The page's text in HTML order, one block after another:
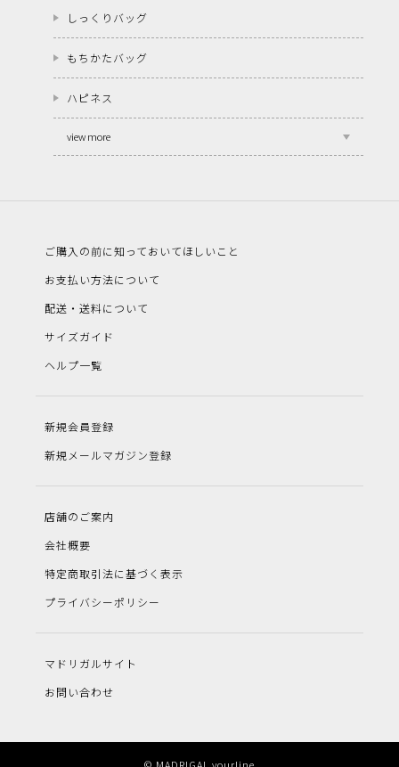
しっくりバッグ
もちかたバッグ
ハピネス
view more
ご購入の前に知っておいてほしいこと
お支払い方法について
配送・送料について
サイズガイド
ヘルプ一覧
新規会員登録
新規メールマガジン登録
店舗のご案内
会社概要
特定商取引法に基づく表示
プライバシーポリシー
マドリガルサイト
お問い合わせ